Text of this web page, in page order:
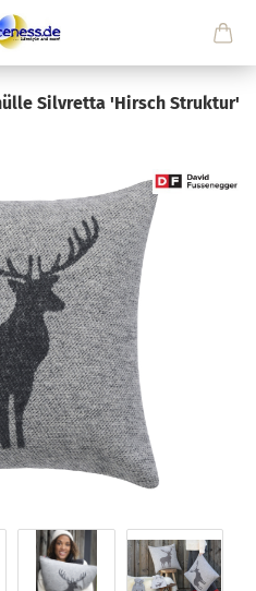
Silvretta 'Hirsch Struktur'